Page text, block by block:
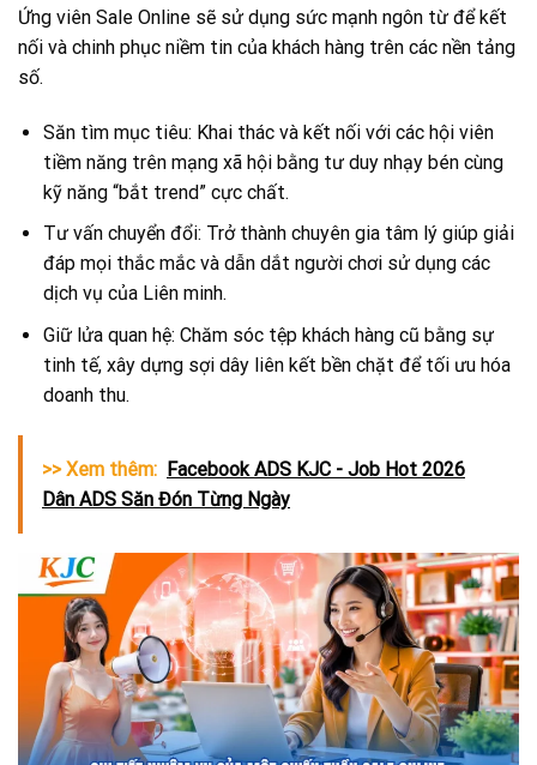
Ứng viên Sale Online sẽ sử dụng sức mạnh ngôn từ để kết
nối và chinh phục niềm tin của khách hàng trên các nền tảng
số.
Săn tìm mục tiêu: Khai thác và kết nối với các hội viên
tiềm năng trên mạng xã hội bằng tư duy nhạy bén cùng
kỹ năng “bắt trend” cực chất.
Tư vấn chuyển đổi: Trở thành chuyên gia tâm lý giúp giải
đáp mọi thắc mắc và dẫn dắt người chơi sử dụng các
dịch vụ của Liên minh.
Giữ lửa quan hệ: Chăm sóc tệp khách hàng cũ bằng sự
tinh tế, xây dựng sợi dây liên kết bền chặt để tối ưu hóa
doanh thu.
>> Xem thêm: Facebook ADS KJC - Job Hot 2026
Dân ADS Săn Đón Từng Ngày